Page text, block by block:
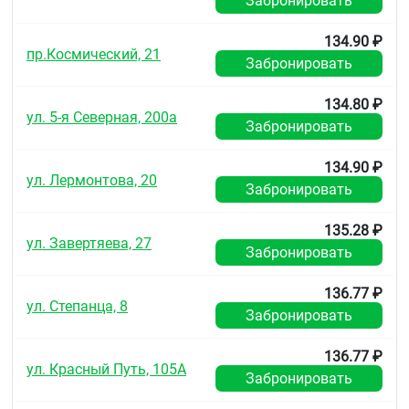
Равновесная концентрация достигается через 7
дней приёма препарата. При повторном приёме
препарата кумуляции индапамида не
Индапамид выводится в виде неактивных
дозы) и через кишечник (22 %).
Фармакокинетика у отдельных групп пациентов
У пациентов с почечной недостаточностью
фармакокинетика индапамида не изменяется.
Артериальная гипертензия у взрослых.
Повышенная чувствительность к индапамиду,
другим производным сульфонамида или к
пр.Космический, 21
134.90 ₽
Забронировать
ул. 5-я Северная, 200а
134.80 ₽
Забронировать
ул. Лермонтова, 20
134.90 ₽
Забронировать
ул. Завертяева, 27
135.28 ₽
Забронировать
ул. Степанца, 8
136.77 ₽
Забронировать
ул. Красный Путь, 105А
136.77 ₽
Забронировать